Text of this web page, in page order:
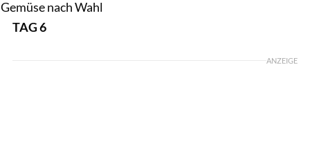
Gemüse nach Wahl
TAG 6
ANZEIGE